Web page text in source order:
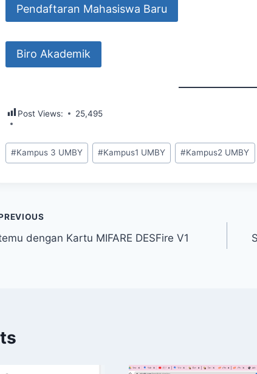
Pendaftaran Mahasiswa Baru
Biro Akademik
Post Views: 25,495
Post
Tags:
#Kampus 3 UMBY #Kampus1 UMBY #Kampus2 UMBY
dengan Kartu MIFARE DESFire V1